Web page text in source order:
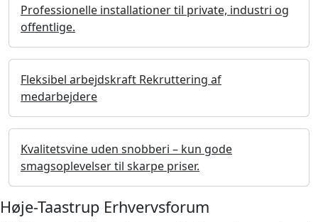
Professionelle installationer til private, industri og
offentlige.
Fleksibel arbejdskraft Rekruttering af
medarbejdere
Kvalitetsvine uden snobberi – kun gode
smagsoplevelser til skarpe priser.
Høje-Taastrup Erhvervsforum